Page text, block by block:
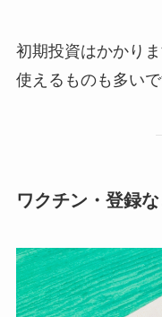
初期投資はかかり
使えるものも多いで
ワクチン・登録